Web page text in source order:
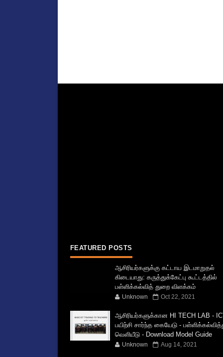
FEATURED POSTS
ஆசிரியர்களுக்கு கட்டாய இடமாறுதல்
கிடையாது: கருத்துக்கேட்பு கூட்டத்தில்
பள்ளிக்கல்வித் துறை விளக்கம்
Unknown Oct 22, 2021
ஆசிரியர்களுக்கான HI TECH LAB -
பயிற்சி சார்ந்த கையேடு -
வெளியீடு - Download Model Guide
Unknown Aug 14, 2021